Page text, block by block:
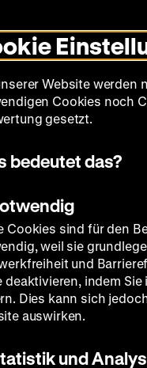
Modus
Sammlung
Website werden
Cookies noch
gesetzt.
bedeutet das?
Cookies sind für den
weil sie
und
deaktivieren, indem
Dies kann sich
auswirken.
und